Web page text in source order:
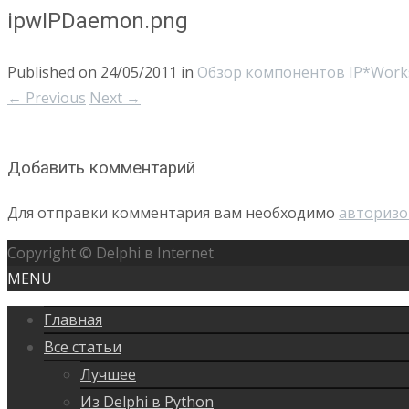
ipwIPDaemon.png
Published on 24/05/2011 in Обзор компонентов
← Previous Next →
Добавить комментарий
Для отправки комментария вам необходимо
Copyright © Delphi в Internet
MENU
Главная
Все статьи
Лучшее
Из Delphi в Python